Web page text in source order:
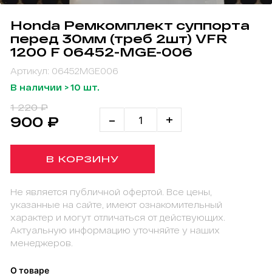
Honda Ремкомплект суппорта
перед 30мм (треб 2шт) VFR
1200 F 06452-MGE-006
Артикул: 06452MGE006
В наличии > 10 шт.
1 220 ₽
900 ₽ - +
В КОРЗИНУ
Не является публичной офертой. Все цены,
указанные на сайте, имеют ознакомительный
характер и могут отличаться от действующих.
Актуальную информацию уточняйте у наших
менеджеров.
О товаре